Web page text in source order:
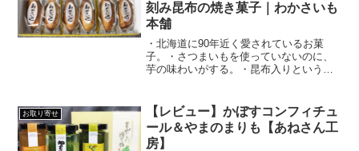
刻み昆布の焼き菓子｜わかさいも
本舗
・北海道に90年近く愛されているお菓
子。・さつまいもを使っていないのに、
芋の味わいがする。・昆布入りというユ
お取り寄せ
【レビュー】かぼすコンフィチュ
ール＆やまのまりも【あねさん工
房】